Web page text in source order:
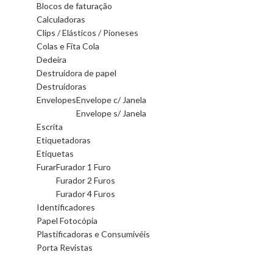
Blocos de faturação
Calculadoras
Clips / Elásticos / Pioneses
Colas e Fita Cola
Dedeira
Destruidora de papel
Destruidoras
EnvelopesEnvelope c/ Janela
Envelope s/ Janela
Escrita
Etiquetadoras
Etiquetas
FurarFurador 1 Furo
Furador 2 Furos
Furador 4 Furos
Identificadores
Papel Fotocópia
Plastificadoras e Consumivéis
Porta Revistas